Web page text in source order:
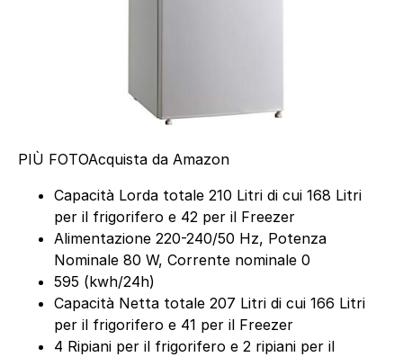
PIÙ FOTOAcquista da Amazon
Capacità Lorda totale 210 Litri di cui 168 Litri
per il frigorifero e 42 per il Freezer
Alimentazione 220-240/50 Hz, Potenza
Nominale 80 W, Corrente nominale 0
595 (kwh/24h)
Capacità Netta totale 207 Litri di cui 166 Litri
per il frigorifero e 41 per il Freezer
4 Ripiani per il frigorifero e 2 ripiani per il